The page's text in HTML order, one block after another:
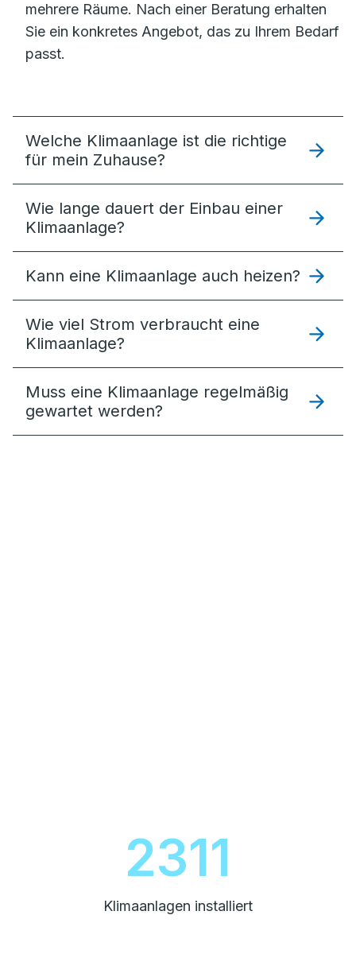
mehrere Räume. Nach einer Beratung erhalten
Sie ein konkretes Angebot, das zu Ihrem Bedarf
passt.
Welche Klimaanlage ist die richtige
für mein Zuhause?
Wie lange dauert der Einbau einer
Klimaanlage?
Kann eine Klimaanlage auch heizen?
Wie viel Strom verbraucht eine
Klimaanlage?
Muss eine Klimaanlage regelmäßig
gewartet werden?
2600
Klimaanlagen installiert